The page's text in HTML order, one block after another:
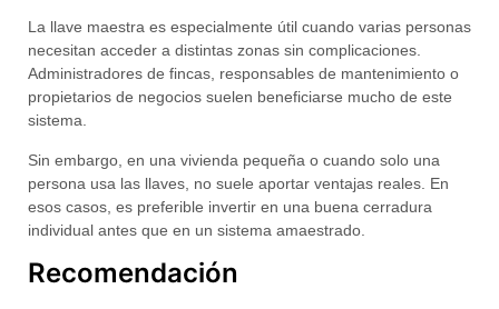
La llave maestra es especialmente útil cuando varias personas
necesitan acceder a distintas zonas sin complicaciones.
Administradores de fincas, responsables de mantenimiento o
propietarios de negocios suelen beneficiarse mucho de este
sistema.
Sin embargo, en una vivienda pequeña o cuando solo una
persona usa las llaves, no suele aportar ventajas reales. En
esos casos, es preferible invertir en una buena cerradura
individual antes que en un sistema amaestrado.
Recomendación